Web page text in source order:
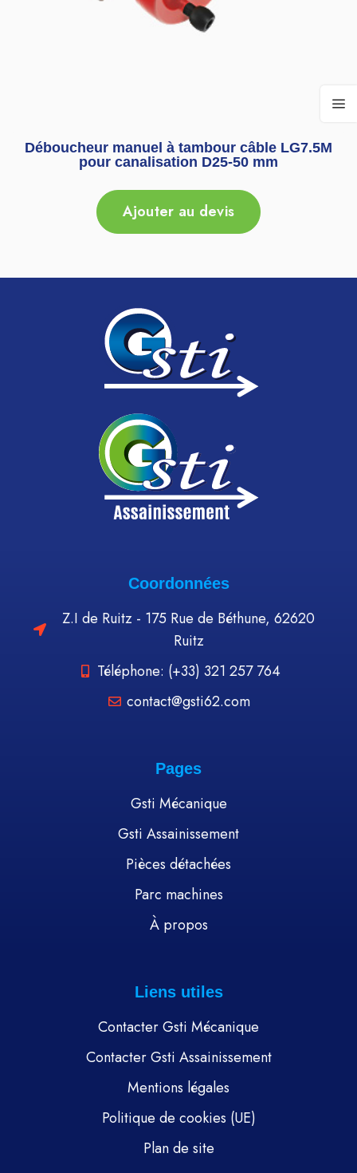
Déboucheur manuel à tambour câble LG7.5M
pour canalisation D25-50 mm
Ajouter au devis
Coordonnées
Z.I de Ruitz - 175 Rue de Béthune, 62620
Ruitz
Téléphone: (+33) 321 257 764
contact@gsti62.com
Pages
Gsti Mécanique
Gsti Assainissement
Pièces détachées
Parc machines
À propos
Liens utiles
Contacter Gsti Mécanique
Contacter Gsti Assainissement
Mentions légales
Politique de cookies (UE)
Plan de site